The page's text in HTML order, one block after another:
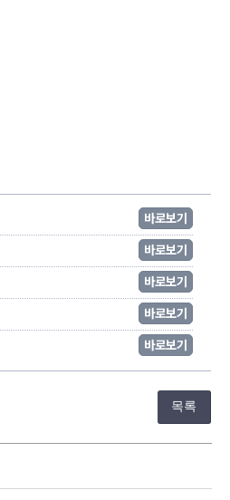
바로보기
바로보기
바로보기
바로보기
바로보기
목록